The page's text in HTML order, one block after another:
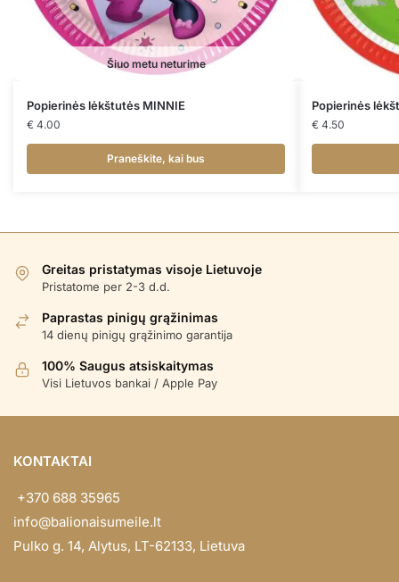
Šiuo metu neturime
Popierinės lėkštutės MINNIE
€ 4.00
Praneškite, kai bus
Popierinės
€ 4.50
Greitas pristatymas visoje Lietuvoje
Pristatome per 2-3 d.d.
Paprastas pinigų grąžinimas
14 dienų pinigų grąžinimo garantija
100% Saugus atsiskaitymas
Visi Lietuvos bankai / Apple Pay
KONTAKTAI
+370 688 35965
info@balionaisumeile.lt
Pulko g. 14, Alytus, LT-62133, Lietuva